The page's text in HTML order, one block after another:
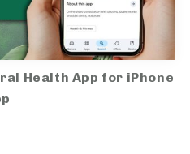
Health App for iPhone